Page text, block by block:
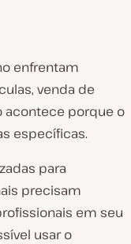
enfrentam
venda de
acontece porque o
específicas.
para
precisam
em seu
usar o